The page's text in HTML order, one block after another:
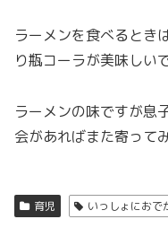
ラーメンを食べるとき
り瓶コーラが美味しい
ラーメンの味ですが息
会があればまた寄って
育児 いっしょにおで